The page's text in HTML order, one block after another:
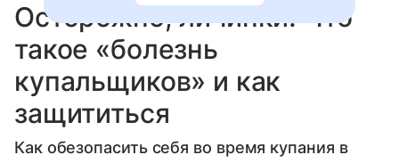
Осторожно, личинки! Что
такое «болезнь
купальщиков» и как
защититься
Как обезопасить себя во время купания в